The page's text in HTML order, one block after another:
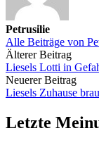
Petrusilie
Alle Beiträge von
Beitrags-
Navigation
Älterer Beitrag
Liesels Lotti in
Neuerer Beitrag
Liesels Zuhause
Letzte